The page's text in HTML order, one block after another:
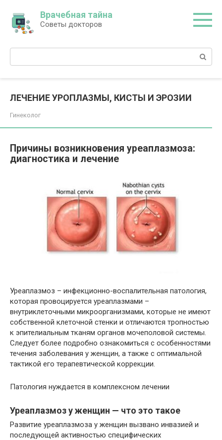
контенту
Врачебная тайна
Советы докторов
Поиск:
ЛЕЧЕНИЕ УРОПЛАЗМЫ, КИСТЫ И ЭРОЗИИ
Гинеколог
Причины возникновения уреаплазмоза:
диагностика и лечение
Уреаплазмоз – инфекционно-воспалительная патология,
которая провоцируется уреаплазмами –
внутриклеточными микроорганизмами, которые не имеют
собственной клеточной стенки и отличаются тропностью
к эпителиальным тканям органов мочеполовой системы.
Следует более подробно ознакомиться с особенностями
течения заболевания у женщин, а также с оптимальной
тактикой его терапевтической коррекции.
Патология нуждается в комплексном лечении
Уреаплазмоз у женщин — что это такое
Развитие уреаплазмоза у женщин вызвано инвазией и
последующей активностью специфических